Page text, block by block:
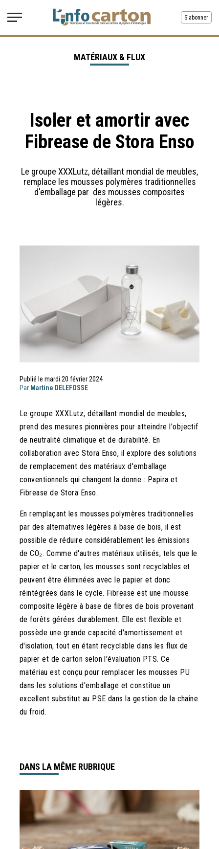
S'abonner
Isoler et amortir avec
Fibrease de Stora Enso
Le groupe XXXLutz, détaillant mondial de meubles,
remplace les mousses polymères traditionnelles
d'emballage par des mousses composites
légères.
MATÉRIAUX & FLUX
Publié le mardi 20 février 2024
Par Martine DELEFOSSE
Le groupe XXXLutz, détaillant mondial de meubles,
prend des mesures pionnières pour atteindre l'objectif
de neutralité climatique et de durabilité. En
collaboration avec Stora Enso, il explore des solutions
de remplacement des matériaux d'emballage
conventionnels qui changent la donne : Papira et
Fibrease de Stora Enso.
En remplaçant les mousses polymères traditionnelles
par des alternatives légères à base de bois, il est
possible de réduire considérablement les émissions
de CO₂. Comme d'autres matériaux utilisés, tels que le
papier et le carton, les mousses sont recyclables et
peuvent être éliminées avec le papier et donc
réintégrées dans le cycle. Fibrease est une mousse
composite légère à base de fibres de bois provenant
de forêts gérées durablement. Elle est flexible et
possède une grande capacité d'amortissement et
d'isolation, tout en étant recyclable dans les flux de
papier et de carton selon l'évaluation PTS. Ce
matériau est conçu pour remplacer les mousses PU
dans les solutions d'emballage et constitue un
excellent substitut au PSE dans la gestion de la chaîne
du froid.
DANS LA MÊME RUBRIQUE